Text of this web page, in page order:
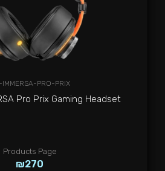
IMMERSA-PRO-PRIX
Pro Prix Gaming Headset
₪270
Products Page